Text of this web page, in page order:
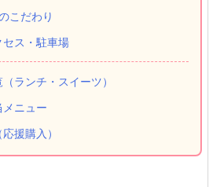
こだわり
ス・駐車場
ランチ・スイーツ）
ニュー
援購入）